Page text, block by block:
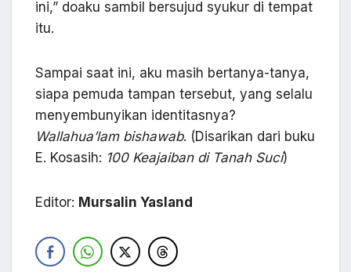
ini,” doaku sambil bersujud syukur di tempat
itu.
Sampai saat ini, aku masih bertanya-tanya,
siapa pemuda tampan tersebut, yang selalu
menyembunyikan identitasnya?
Wallahua’lam bishawab. (Disarikan dari buku
E. Kosasih: 100 Keajaiban di Tanah Suci)
Editor: Mursalin Yasland